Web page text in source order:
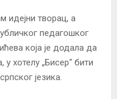
идејни творац, а
педагошког
која је додала да
у хотелу „Бисер“ бити
језика.